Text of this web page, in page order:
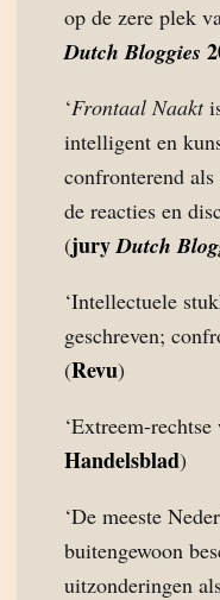
op de zere plek
Dutch Bloggies
‘Frontaal Naakt
intelligent en
confronterend
de reacties en
(juryDutch
‘Intellectuele
geschreven;
(Revu)
‘Extreem-rechtse
Handelsblad)
‘De meeste
buitengewoon
uitzonderingen